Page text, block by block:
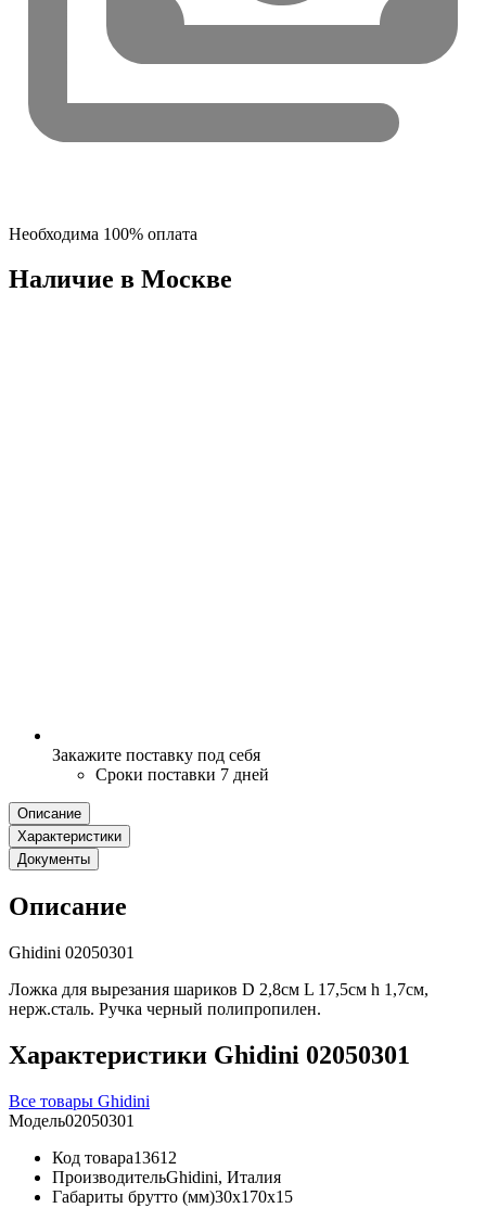
Необходима 100% оплата
Наличие в Москвe
Закажите поставку под себя
Сроки поставки 7 дней
Описание
Характеристики
Документы
Описание
Ghidini 02050301
Ложка для вырезания шариков D 2,8см L 17,5см h 1,7см,
нерж.сталь. Ручка черный полипропилен.
Характеристики Ghidini 02050301
Все товары Ghidini
Модель02050301
Код товара13612
ПроизводительGhidini, Италия
Габариты брутто (мм)30x170x15